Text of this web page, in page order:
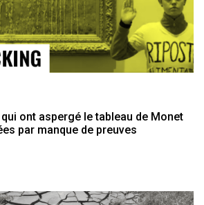
ont aspergé le tableau de Monet
par manque de preuves